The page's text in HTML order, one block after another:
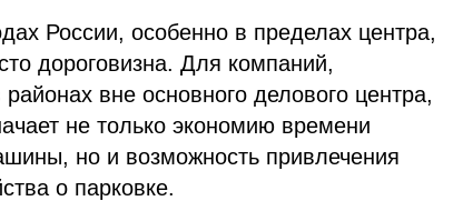
России, особенно в пределах центра,
дороговизна. Для компаний,
вне основного делового центра,
не только экономию времени
но и возможность привлечения
о парковке.